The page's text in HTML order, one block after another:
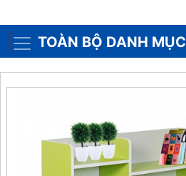
TOÀN BỘ DANH MỤC